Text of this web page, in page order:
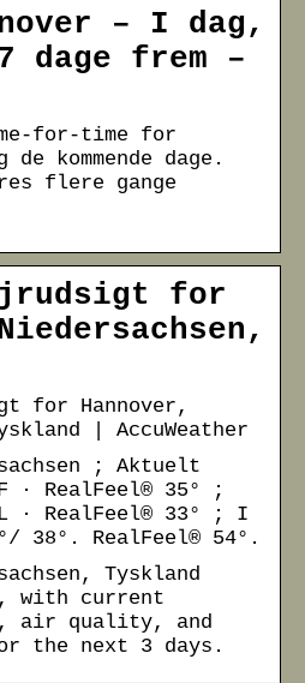
– I dag,
dage frem –
for-time for
kommende dage.
flere gange
for
for Hannover,
| AccuWeather
; Aktuelt
· RealFeel® 35° ;
· RealFeel® 33° ; I
38°. RealFeel® 54°.
Tyskland
with current
air quality, and
the next 3 days.